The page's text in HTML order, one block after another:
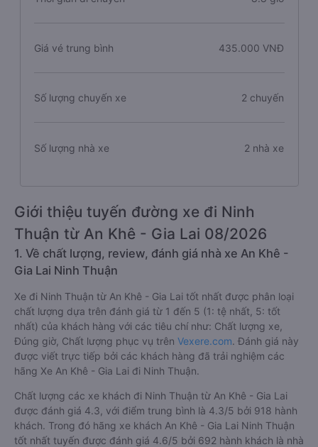
Giá vé trung bình 435.000 VNĐ
Số lượng chuyến xe 2 chuyến
Số lượng nhà xe 2 nhà xe
Giới thiệu tuyến đường xe đi Ninh
Thuận từ An Khê - Gia Lai 08/2026
1. Về chất lượng, review, đánh giá nhà xe An Khê -
Gia Lai Ninh Thuận
Xe đi Ninh Thuận từ An Khê - Gia Lai tốt nhất được phân loại
chất lượng dựa trên đánh giá từ 1 đến 5 (1: tệ nhất, 5: tốt
nhất) của khách hàng với các tiêu chí như: Chất lượng xe,
Đúng giờ, Chất lượng phục vụ trên Vexere.com. Đánh giá này
được viết trực tiếp bởi các khách hàng đã trải nghiệm các
hãng Xe An Khê - Gia Lai đi Ninh Thuận.
Chất lượng các xe khách đi Ninh Thuận từ An Khê - Gia Lai
được đánh giá 4.3, với điểm trung bình là 4.3/5 bởi 918 hành
khách. Trong đó hãng xe khách An Khê - Gia Lai Ninh Thuận
tốt nhất tuyến được đánh giá 4.6/5 bởi 692 hành khách là nhà